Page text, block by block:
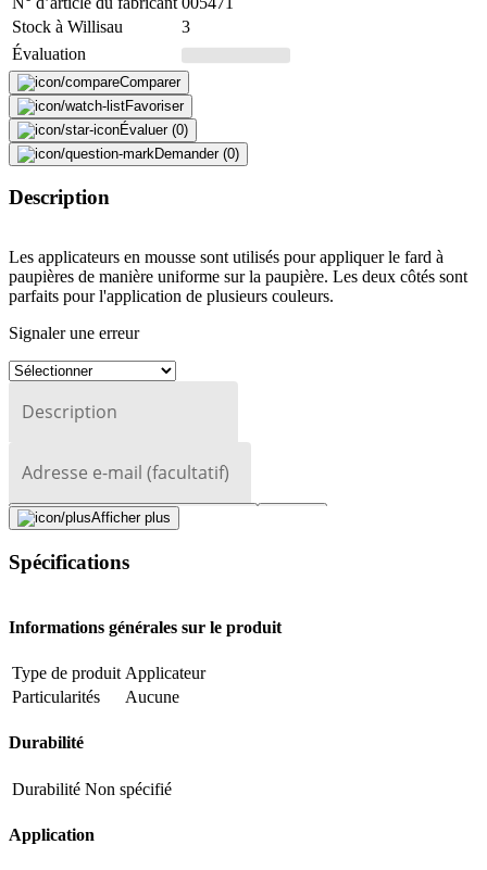
Stock à Willisau
3
Évaluation
Comparer
Favoriser
Évaluer (0)
Demander (0)
Description
Les applicateurs en mousse sont utilisés pour appliquer le fard à
paupières de manière uniforme sur la paupière. Les deux côtés sont
parfaits pour l'application de plusieurs couleurs.
Signaler une erreur
Description
Adresse e-mail (facultatif)
Fermer le formulaire
Afficher plus
Spécifications
Informations générales sur le produit
Type de produit Applicateur
Particularités
Aucune
Durabilité
Durabilité Non spécifié
Application